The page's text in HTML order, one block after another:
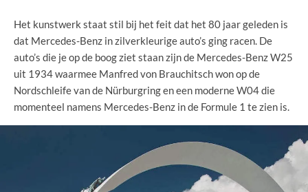
Het kunstwerk staat stil bij het feit dat het 80 jaar geleden is
dat Mercedes-Benz in zilverkleurige auto’s ging racen. De
auto’s die je op de boog ziet staan zijn de Mercedes-Benz W25
uit 1934 waarmee Manfred von Brauchitsch won op de
Nordschleife van de Nürburgring en een moderne W04 die
momenteel namens Mercedes-Benz in de Formule 1 te zien is.